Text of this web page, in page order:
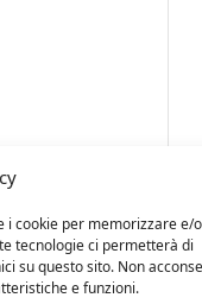
i cookie per memorizzare e/o
tecnologie ci permetterà di
su questo sito. Non
e funzioni.
di
Passaggio tra